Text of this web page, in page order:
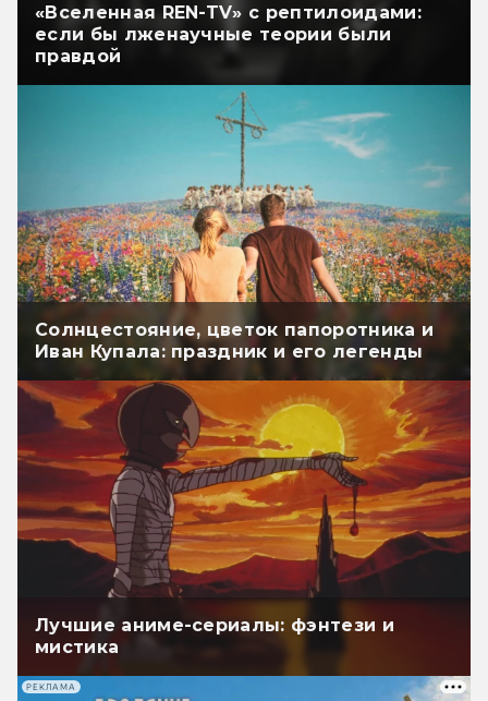
«Вселенная REN-TV» с рептилоидами:
если бы лженаучные теории были
правдой
Солнцестояние, цветок папоротника и
Иван Купала: праздник и его легенды
Лучшие аниме-сериалы: фэнтези и
мистика
РЕКЛАМА